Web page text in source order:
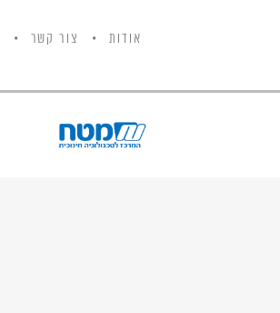
אודות צור קשר